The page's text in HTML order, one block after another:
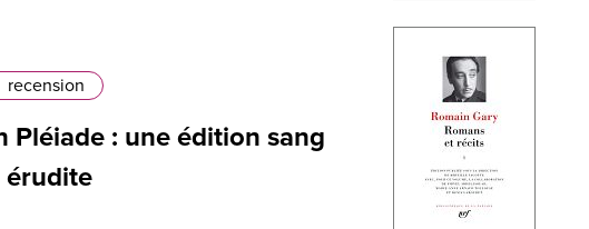
recension
Pléiade : une édition sang
érudite